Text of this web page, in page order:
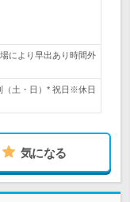
により早出あり時間外
（土・日）* 祝日※休日
気になる